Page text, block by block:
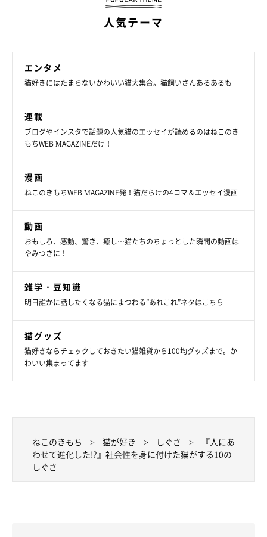
人気テーマ
エンタメ
猫好きにはたまらないかわいい猫大集合。猫飼いさんあるあるも
連載
ブログやインスタで話題の人気猫のエッセイが読めるのはねこのき
もちWEB MAGAZINEだけ！
漫画
ねこのきもちWEB MAGAZINE発！猫だらけの4コマ＆エッセイ漫画
動画
おもしろ、感動、驚き、癒し…猫たちのちょっとした瞬間の動画は
やみつきに！
雑学・豆知識
明日誰かに話したくなる猫にまつわる”あれこれ”ネタはこちら
猫グッズ
猫好きならチェックしておきたい猫雑貨から100均グッズまで。か
わいい集まってます
ねこのきもち 猫が好き しぐさ
『人にあ
わせて進化した!?』社会性を身に付けた猫がする10の
しぐさ